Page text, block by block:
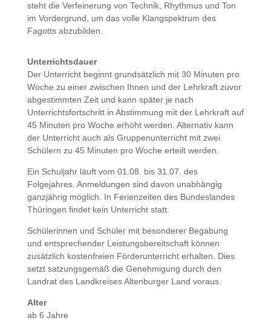
steht die Verfeinerung von Technik, Rhythmus und Ton
im Vordergrund, um das volle Klangspektrum des
Fagotts abzubilden.
Unterrichtsdauer
Der Unterricht beginnt grundsätzlich mit 30 Minuten pro
Woche zu einer zwischen Ihnen und der Lehrkraft zuvor
abgestimmten Zeit und kann später je nach
Unterrichtsfortschritt in Abstimmung mit der Lehrkraft auf
45 Minuten pro Woche erhöht werden. Alternativ kann
der Unterricht auch als Gruppenunterricht mit zwei
Schülern zu 45 Minuten pro Woche erteilt werden.
Ein Schuljahr läuft vom 01.08. bis 31.07. des
Folgejahres. Anmeldungen sind davon unabhängig
ganzjährig möglich. In Ferienzeiten des Bundeslandes
Thüringen findet kein Unterricht statt.
Schülerinnen und Schüler mit besonderer Begabung
und entsprechender Leistungsbereitschaft können
zusätzlich kostenfreien Förderunterricht erhalten. Dies
setzt satzungsgemäß die Genehmigung durch den
Landrat des Landkreises Altenburger Land voraus.
Alter
ab 6 Jahre